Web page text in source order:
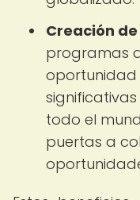
Creación
programas
oportunidad
todo el
puertas a